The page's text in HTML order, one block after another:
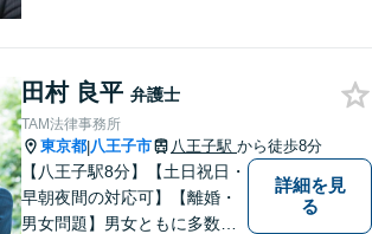
相談ください。
田村 良平 弁護士
TAM法律事務所
東京都|八王子市 八王子駅 から徒歩8分
【八王子駅8分】【土日祝日・
早朝夜間の対応可】【離婚・
男女問題】男女ともに多数実
詳細を見
る